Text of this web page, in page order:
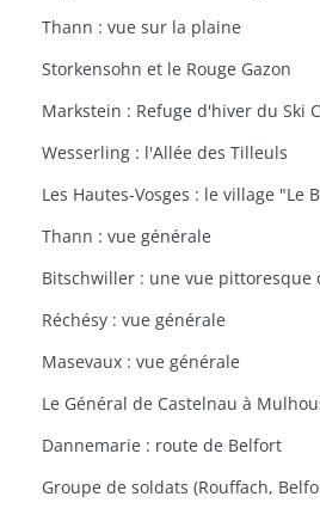
Thann : vue sur la plaine
Storkensohn et le Rouge Gazon
Markstein : Refuge d'hiver du Ski
Wesserling : l'Allée des Tilleuls
Thann : vue générale
Bitschwiller : une vue pittoresque
Réchésy : vue générale
Masevaux : vue générale
Le Général de Castelnau à
Dannemarie : route de Belfort
Groupe de soldats (Rouffach,